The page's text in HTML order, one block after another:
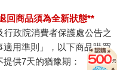
回商品須為全新狀態**
政院消費者保護處公告之
適用準則」，以下商品購買
供7天的猶豫期：